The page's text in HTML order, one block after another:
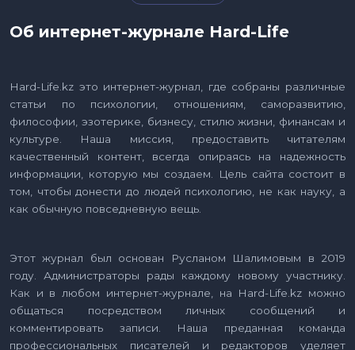
Об интернет-журнале Hard-Life
Hard-Life.kz это интернет-журнал, где собраны различные
статьи по психологии, отношениям, саморазвитию,
философии, эзотерике, бизнесу, стилю жизни, финансам и
культуре. Наша миссия, предоставить читателям
качественный контент, всегда опираясь на надежность
информации, которую мы создаем. Цель сайта состоит в
том, чтобы донести до людей психологию, не как науку, а
как обычную повседневную вещь.
Этот журнал был основан Русланом Шалимовым в 2019
году. Администраторы рады каждому новому участнику.
Как и в любом интернет-журнале, на Hard-Life.kz можно
общаться посредством личных сообщений и
комментировать записи. Наша преданная команда
профессиональных писателей и редакторов уделяет